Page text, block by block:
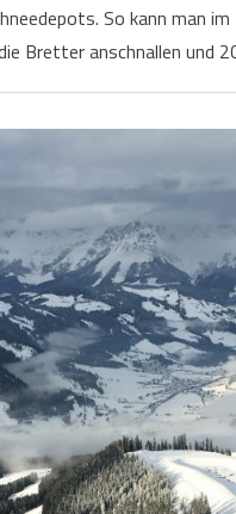
So kann man
Bretter anschnallen und